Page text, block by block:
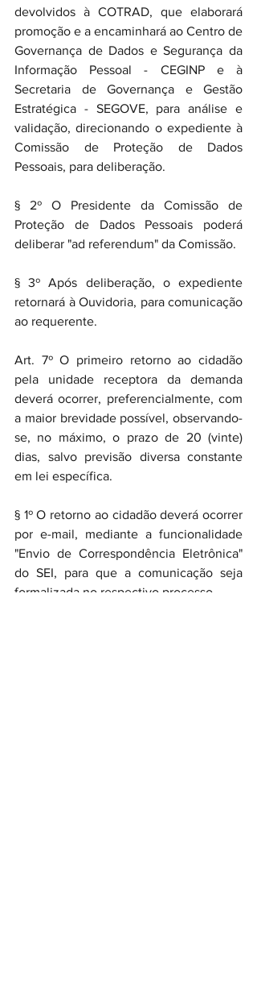
devolvidos à COTRAD, que elaborará
promoção e a encaminhará ao Centro de
Governança de Dados e Segurança da
Informação Pessoal - CEGINP e à
Secretaria de Governança e Gestão
Estratégica - SEGOVE, para análise e
validação, direcionando o expediente à
Comissão de Proteção de Dados
Pessoais, para deliberação.
§ 2º O Presidente da Comissão de
Proteção de Dados Pessoais poderá
deliberar "ad referendum" da Comissão.
§ 3º Após deliberação, o expediente
retornará à Ouvidoria, para comunicação
ao requerente.
Art. 7º O primeiro retorno ao cidadão
pela unidade receptora da demanda
deverá ocorrer, preferencialmente, com
a maior brevidade possível, observando-
se, no máximo, o prazo de 20 (vinte)
dias, salvo previsão diversa constante
em lei específica.
§ 1º O retorno ao cidadão deverá ocorrer
por e-mail, mediante a funcionalidade
"Envio de Correspondência Eletrônica"
do SEI, para que a comunicação seja
formalizada no respectivo processo.